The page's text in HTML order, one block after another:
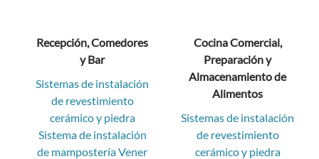
Recepción, Comedores
y Bar
Sistemas de instalación
de revestimiento
cerámico y piedra
Sistema de instalación
de mampostería Vener
Cocina Comercial,
Preparación y
Almacenamiento de
Alimentos
Sistemas de instalación
de revestimiento
cerámico y piedra